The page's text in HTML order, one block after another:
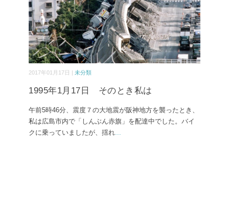
2017年01月17日 | 未分類
1995年1月17日 そのとき私は
午前5時46分、震度７の大地震が阪神地方を襲ったとき、
私は広島市内で「しんぶん赤旗」を配達中でした。バイ
クに乗っていましたが、揺れ...